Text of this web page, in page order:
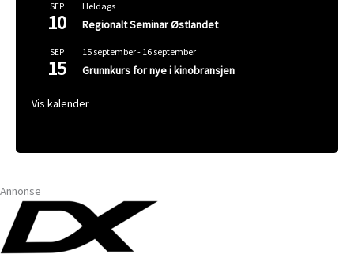
SEP
10
Heldags
Regionalt Seminar Østlandet
SEP
15
15 september- 16 september
Grunnkurs for nye i kinobransjen
Vis kalender
Annonse